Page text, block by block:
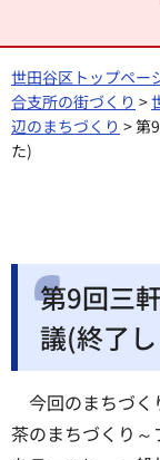
世田谷区トップペー
合支所の街づくり >
辺のまちづくり > 第
た)
第9回三
議(終了
今回のまちづ
茶のまちづくり～